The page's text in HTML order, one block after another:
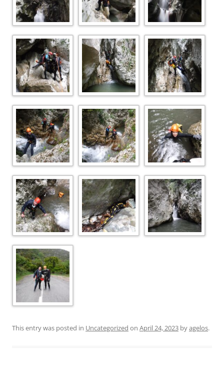
This entry was posted in Uncategorized on April 24, 2023 byagelos.